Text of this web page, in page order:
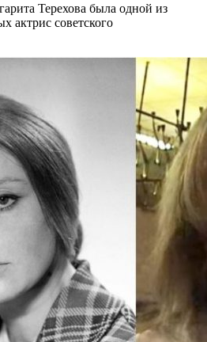
Терехова была одной из
актрис советского